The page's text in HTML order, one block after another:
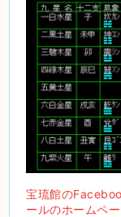
宝琉館の
ールのホームペ